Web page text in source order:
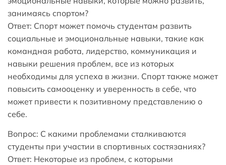
занимаясь спортом?
Ответ: Спорт может помочь студентам развить
социальные и эмоциональные навыки, такие как
командная работа, лидерство, коммуникация и
навыки решения проблем, все из которых
необходимы для успеха в жизни. Спорт также может
повысить самооценку и уверенность в себе, что
может привести к позитивному представлению о
себе.
Вопрос: С какими проблемами сталкиваются
студенты при участии в спортивных состязаниях?
Ответ: Некоторые из проблем, с которыми